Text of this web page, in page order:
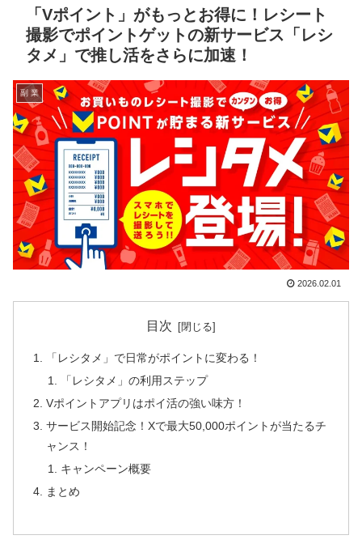
「Vポイント」がもっとお得に！レシート
撮影でポイントゲットの新サービス「レシ
タメ」で推し活をさらに加速！
副 業
2026.02.01
目次
「レシタメ」で日常がポイントに変わる！
「レシタメ」の利用ステップ
Vポイントアプリはポイ活の強い味方！
サービス開始記念！Xで最大50,000ポイントが当たるチ
ャンス！
キャンペーン概要
まとめ